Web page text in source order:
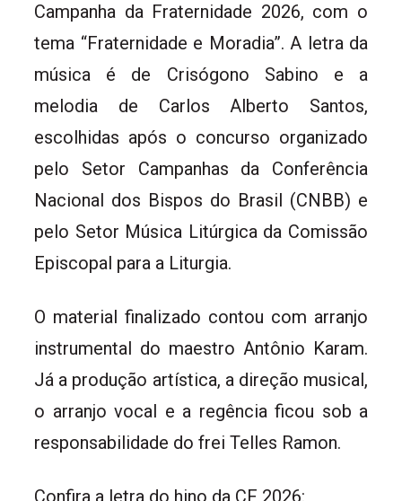
Campanha da Fraternidade 2026, com o
tema “Fraternidade e Moradia”. A letra da
música é de Crisógono Sabino e a
melodia de Carlos Alberto Santos,
escolhidas após o concurso organizado
pelo Setor Campanhas da Conferência
Nacional dos Bispos do Brasil (CNBB) e
pelo Setor Música Litúrgica da Comissão
Episcopal para a Liturgia.
O material finalizado contou com arranjo
instrumental do maestro Antônio Karam.
Já a produção artística, a direção musical,
o arranjo vocal e a regência ficou sob a
responsabilidade do frei Telles Ramon.